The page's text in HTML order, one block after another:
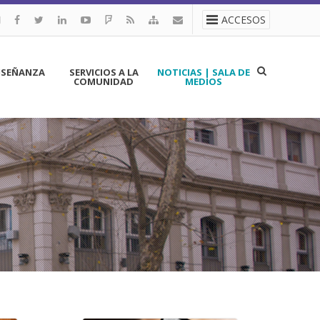
ACCESOS
SERVICIOS A LA
COMUNIDAD
NOTICIAS | SALA DE
MEDIOS